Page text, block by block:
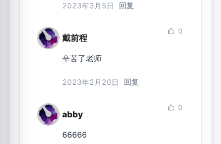
2023年3月5日 回复
戴前程
0
辛苦了老师
2023年2月20日 回复
abby
0
66666